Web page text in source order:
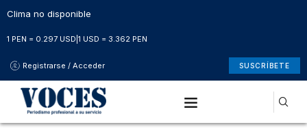
Clima no disponible
1 PEN = 0.297 USD 1 USD = 3.362 PEN
Registrarse / Acceder SUSCRÍBETE